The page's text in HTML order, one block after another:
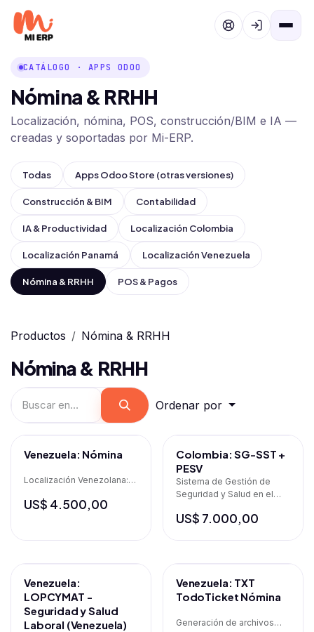
Ir al contenido
CATÁLOGO · APPS ODOO
Nómina & RRHH
Localización, nómina, POS, construcción/BIM e IA —
creadas y soportadas por Mi-ERP.
Todas Apps Odoo Store (otras versiones)
Construcción & BIM Contabilidad
IA & Productividad Localización Colombia
Localización Panamá Localización Venezuela
Nómina & RRHH POS & Pagos
Productos Nómina & RRHH
Nómina & RRHH
Ordenar por
Venezuela: Nómina
Localización Venezolana:
US$ 4.500,00
Colombia: SG-SST +
PESV
Sistema de Gestión de
Seguridad y Salud en el
US$ 7.000,00
Venezuela:
LOPCYMAT -
Seguridad y Salud
Laboral (Venezuela)
Gratis
Venezuela: TXT
TodoTicket Nómina
Generación de archivos